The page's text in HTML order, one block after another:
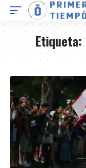
Etiqueta: